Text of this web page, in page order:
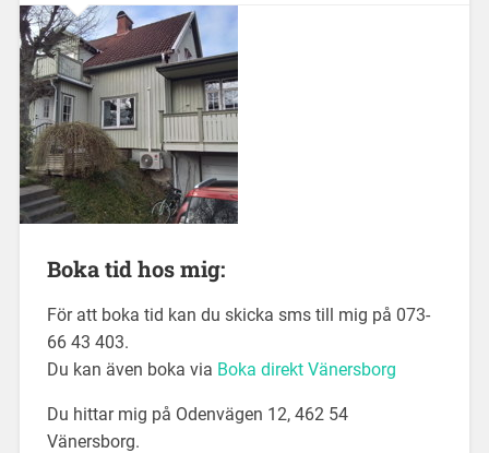
Boka tid hos mig:
För att boka tid kan du skicka sms till mig på 073-
66 43 403.
Du kan även boka via Boka direkt Vänersborg
Du hittar mig på Odenvägen 12, 462 54
Vänersborg.